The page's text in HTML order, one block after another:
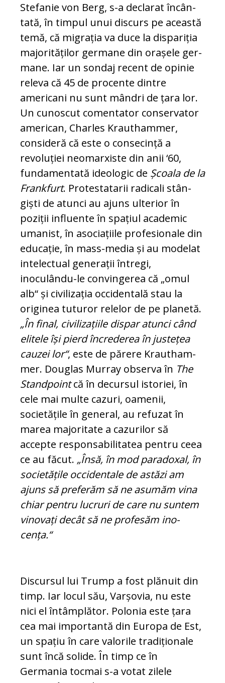
Stefanie von Berg, s-a declarat în­cân­
tată, în timpul unui discurs pe această
temă, că migrația va duce la dispariția
majorităților germane din orașele ger­
ma­ne. Iar un sondaj recent de opinie
releva că 45 de procente dintre
americani nu sunt mândri de țara lor.
Un cunoscut co­men­tator conservator
american, Charles Krauthammer,
consideră că este o con­se­cință a
revoluției neomarxiste din anii ‘60,
fundamentată ideologic de Școala de la
Frankfurt. Protestatarii radicali stân­
giști de atunci au ajuns ulterior în
poziții influente în spațiul academic
umanist, în asociațiile profesionale din
educație, în mass-media și au modelat
intelectual ge­ne­rații întregi,
inoculându-le con­vin­gerea că „omul
alb“ și civilizația occi­den­tală stau la
originea tuturor relelor de pe pla­netă.
„În final, civilizațiile dispar atunci când
elitele își pierd încrederea în jus­te­țea
cauzei lor“, este de părere Kraut­ham­
mer. Douglas Murray observa în The
Stand­pointcă în decursul istoriei, în
cele mai multe cazuri, oamenii,
societățile în general, au refuzat în
marea majoritate a cazurilor să
accepte responsabilitatea pen­tru ceea
ce au făcut. „Însă, în mod pa­radoxal, în
societățile occidentale de as­tăzi am
ajuns să preferăm să ne asumăm vina
chiar pentru lucruri de care nu sun­tem
vinovați decât să ne profesăm ino­
cența.“
Discursul lui Trump a fost plănuit din
timp. Iar locul său, Varșovia, nu este
nici el întâmplător. Polonia este țara
cea mai importantă din Europa de Est,
un spațiu în care valorile tradiționale
sunt încă so­lide. În timp ce în
Germania tocmai s-a vo­tat zilele